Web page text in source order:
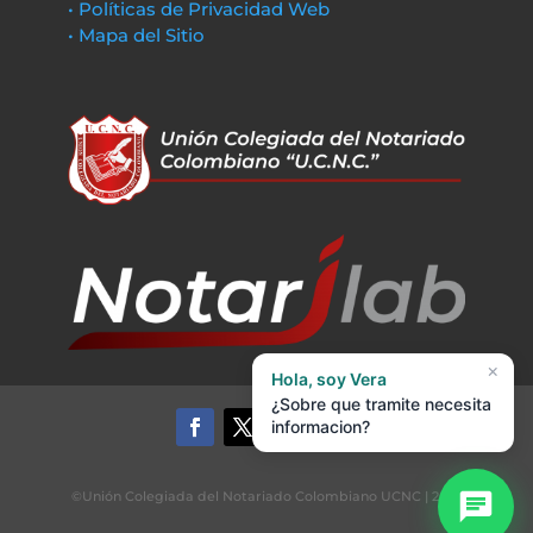
• Políticas de Privacidad Web
• Mapa del Sitio
©Unión Colegiada del Notariado Colombiano UCNC | 2022
×
Hola, soy Vera
¿Sobre que tramite necesita
informacion?